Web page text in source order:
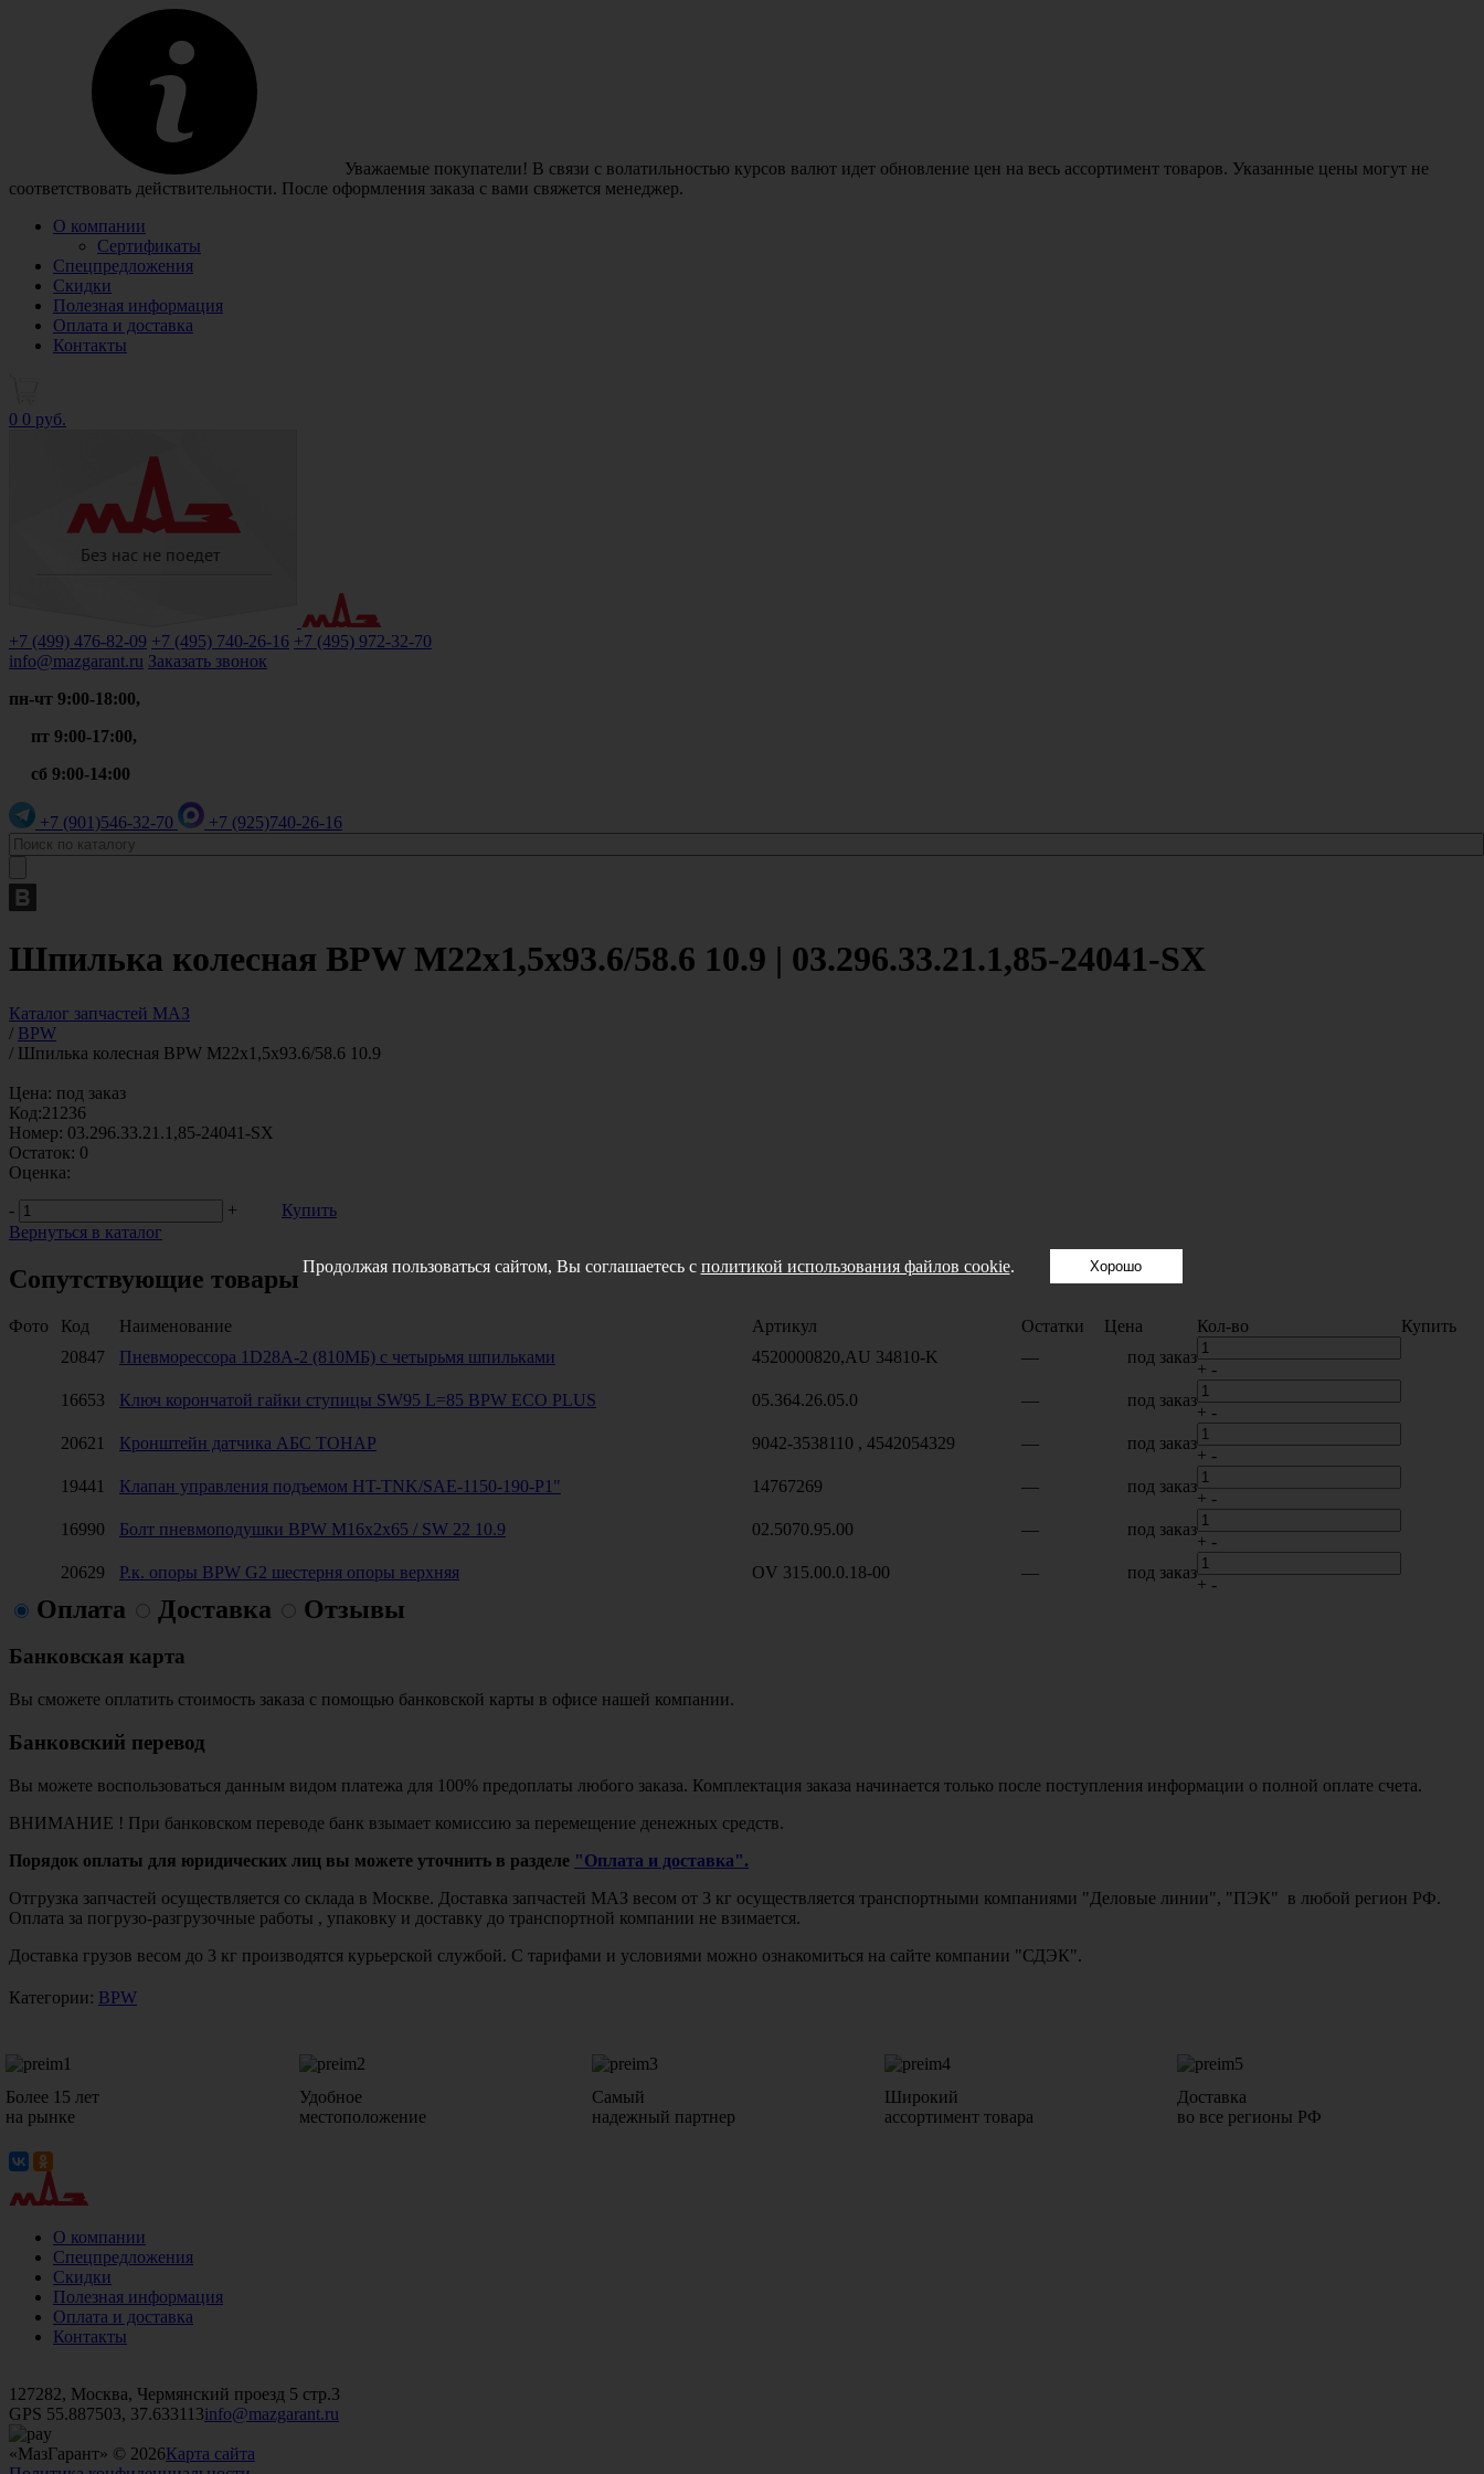
Уважаемые покупатели! В связи с волатильностью курсов валют идет обновление цен на весь ассортимент товаров. Указанные цены могут не
соответствовать действительности. После оформления заказа с вами свяжется менеджер.
О компании
Сертификаты
Спецпредложения
Скидки
Полезная информация
Оплата и доставка
Контакты
0 0 руб.
+7 (499) 476-82-09 +7 (495) 740-26-16 +7 (495) 972-32-70
info@mazgarant.ru Заказать звонок
пн-чт 9:00-18:00,
пт 9:00-17:00,
сб 9:00-14:00
+7 (901)546-32-70 +7 (925)740-26-16
Шпилька колесная BPW М22x1,5x93.6/58.6 10.9 | 03.296.33.21.1,85-24041-SX
Каталог запчастей МАЗ
/ BPW
/ Шпилька колесная BPW М22x1,5x93.6/58.6 10.9
Цена: под заказ
Код:21236
Номер: 03.296.33.21.1,85-24041-SX
Остаток: 0
Оценка:
-
+
Купить
Вернуться в каталог
Сопутствующие товары
Фото Код Наименование Артикул Остатки Цена Кол-во
Купить
20847
Пневморессора 1D28А-2 (810МБ) с четырьмя шпильками 4520000820,AU 34810-K — под заказ
+ -
16653
Ключ корончатой гайки ступицы SW95 L=85 BPW ECO PLUS 05.364.26.05.0 — под заказ
+ -
20621
Кронштейн датчика АБС ТОНАР 9042-3538110 , 4542054329 — под заказ
+ -
19441
Клапан управления подъемом HT-TNK/SAE-1150-190-P1" 14767269 — под заказ
+ -
16990
Болт пневмоподушки BPW M16x2x65 / SW 22 10.9 02.5070.95.00 — под заказ
+ -
20629
Р.к. опоры BPW G2 шестерня опоры верхняя OV 315.00.0.18-00 — под заказ
+ -
Оплата Доставка Отзывы
Банковская карта
Вы сможете оплатить стоимость заказа с помощью банковской карты в офисе нашей компании.
Банковский перевод
Вы можете воспользоваться данным видом платежа для 100% предоплаты любого заказа. Комплектация заказа начинается только после поступления информации о полной оплате счета.
ВНИМАНИЕ ! При банковском переводе банк взымает комиссию за перемещение денежных средств.
Порядок оплаты для юридических лиц вы можете уточнить в разделе "Оплата и доставка".
Отгрузка запчастей осуществляется со склада в Москве. Доставка запчастей МАЗ весом от 3 кг осуществляется транспортными компаниями "Деловые линии", "ПЭК" в любой регион РФ.
Оплата за погрузо-разгрузочные работы , упаковку и доставку до транспортной компании не взимается.
Доставка грузов весом до 3 кг производятся курьерской службой. С тарифами и условиями можно ознакомиться на сайте компании "СДЭК".
Категории: BPW
Более 15 лет
на рынке
Удобное
местоположение
Самый
надежный партнер
Широкий
ассортимент товара
Доставка
во все регионы РФ
О компании
Спецпредложения
Скидки
Полезная информация
Оплата и доставка
Контакты
127282, Москва, Чермянский проезд 5 стр.3
GPS 55.887503, 37.633113info@mazgarant.ru
«МазГарант» © 2026Карта сайта
Продолжая пользоваться сайтом, Вы соглашаетесь с политикой использования файлов cookie. Хорошо